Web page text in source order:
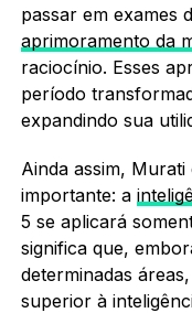
passar em exames
aprimoramento da
raciocínio. Esses
período
expandindo sua
Ainda assim,
importante: a
5 se aplicará
significa que,
determinadas
superior à